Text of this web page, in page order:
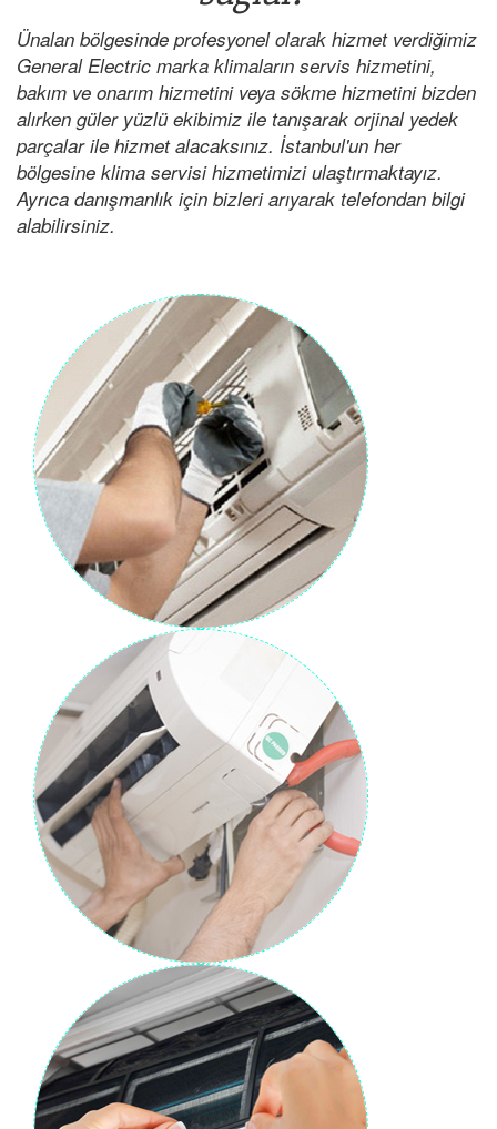
Ünalan bölgesinde profesyonel olarak hizmet verdiğimiz
General Electric marka klimaların servis hizmetini,
bakım ve onarım hizmetini veya sökme hizmetini bizden
alırken güler yüzlü ekibimiz ile tanışarak orjinal yedek
parçalar ile hizmet alacaksınız. İstanbul'un her
bölgesine klima servisi hizmetimizi ulaştırmaktayız.
Ayrıca danışmanlık için bizleri arıyarak telefondan bilgi
alabilirsiniz.